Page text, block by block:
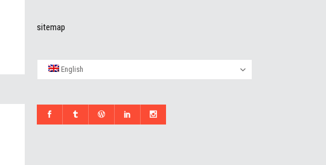
sitemap
English